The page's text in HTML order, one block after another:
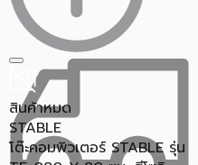
สินค้าหมด
STABLE
โต๊ะคอมพิวเตอร์ STABLE รุ่น